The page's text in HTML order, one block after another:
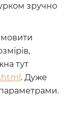
зручно
тут
. Дуже